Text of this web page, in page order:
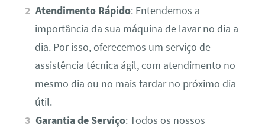
Atendimento Rápido: Entendemos a
importância da sua máquina de lavar no dia a
dia. Por isso, oferecemos um serviço de
assistência técnica ágil, com atendimento no
mesmo dia ou no mais tardar no próximo dia
útil.
Garantia de Serviço: Todos os nossos